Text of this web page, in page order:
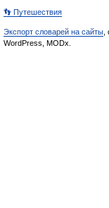
👣 Путешествия
Экспорт словарей на сайты
WordPress, MODx.